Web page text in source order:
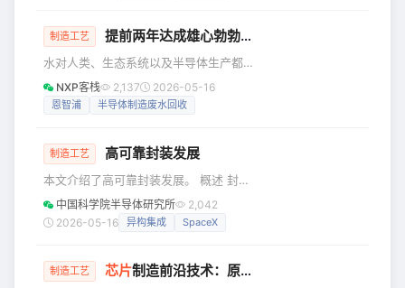
盖板上，经烘烤除去水分，最后烧结、
外壳在组装之前，应先用丙酮超声清洗
3~5min，再用乙醇超声清洗3~5min，
用去离子水漂洗并用乙醇脱水，最后烘
制造工艺 提前两年达成雄心勃勃的水回收利用目标，恩智浦是如何做到的？
水对人类、生态系统以及半导体生产都
至关重要。每年，恩智浦的制造工厂大
约使用120亿升水。2022年，我们启动
年，我们提前两年实现了原定于2027年
废水。 水在芯片制造中的关键作用 芯片
是现代世界的基石。从智能手机、汽车
到医疗设备和可再生能源系统，一切的
个耗水量巨大
NXP客栈 2,137 2026-05-16
恩智浦 半导体制造废水回收
制造工艺 高可靠封装发展
本文介绍了高可靠封装发展。 概述 封装
的发展经历着几个不同的阶段。最初，
是封装形式的演变(见图1)。随着集成电
路规模的增大，封装的引脚数量激增，
出了很多新的封装形式和更小的引脚间
中国科学院半导体研究所
2,042
2026-05-16
异构集成 SpaceX
制造工艺 芯片制造前沿技术：原子层刻蚀（ALE）